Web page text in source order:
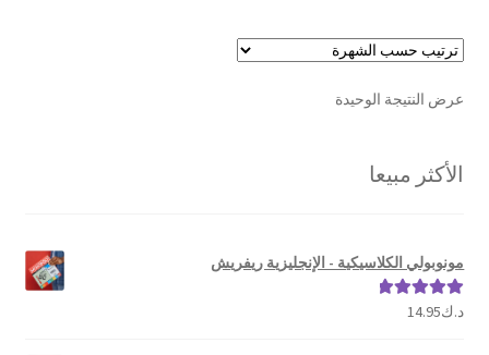
عرض النتيجة الوحيدة
الأكثر مبيعا
مونوبولي الكلاسيكية - الإنجليزية ريفريش
تم التقييم
د.ك14.95